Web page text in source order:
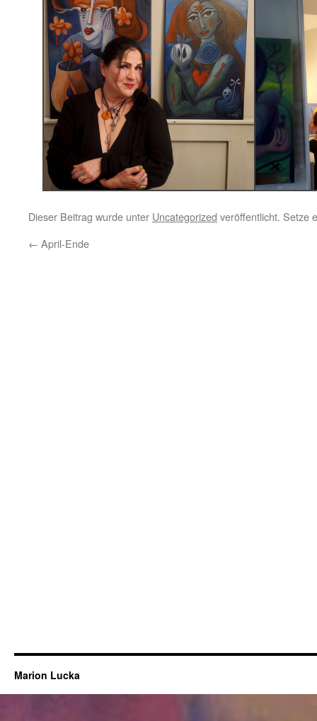
Dieser Beitrag wurde unter Uncategorized veröffentlicht. Setze
← April-Ende
Marion Lucka